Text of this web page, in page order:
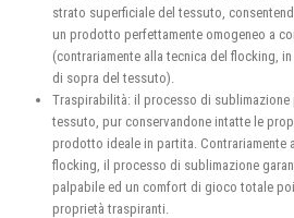
strato superficiale del tessuto,
un prodotto perfettamente omogeneo a
(contrariamente alla tecnica del flocking, in
di sopra del tessuto).
Traspirabilità: il processo di sublimazione
tessuto, pur conservandone intatte le
prodotto ideale in partita. Contrariamente
flocking, il processo di sublimazione
palpabile ed un comfort di gioco totale
proprietà traspiranti.